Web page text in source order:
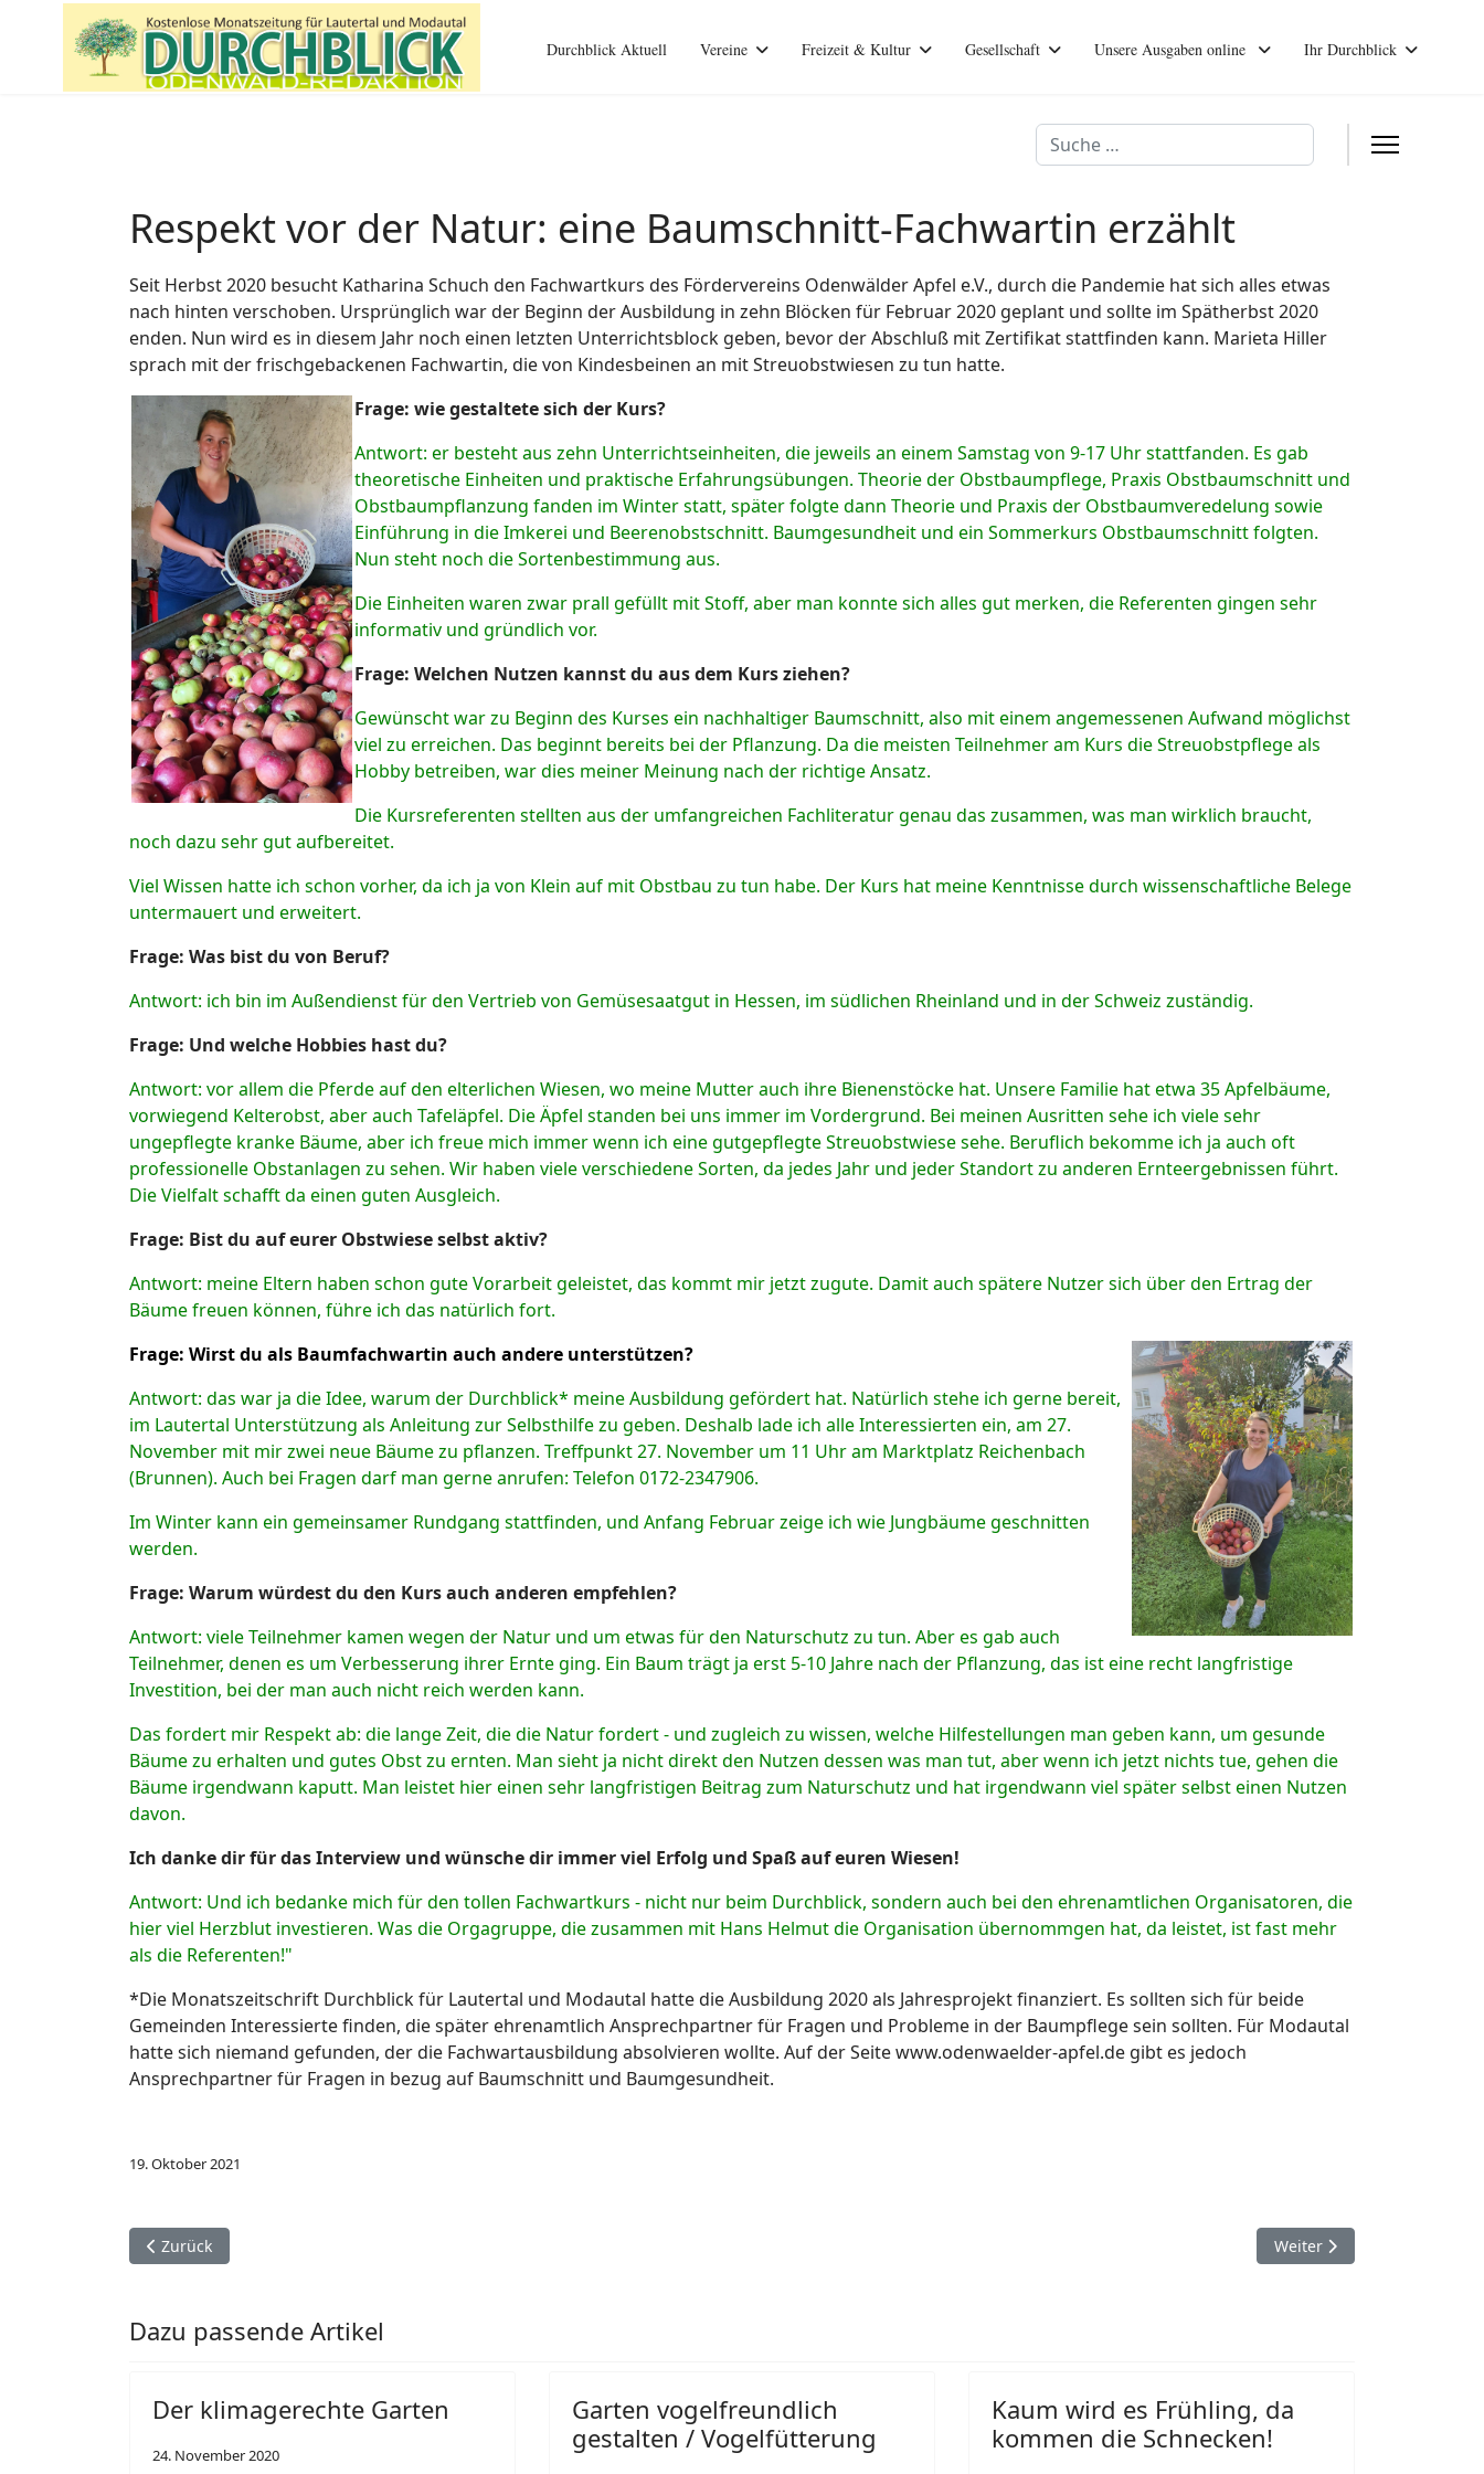
Durchblick Aktuell Vereine Freizeit & Kultur Gesellschaft Unsere Ausgaben online Ihr Durchblick
Suchen
Respekt vor der Natur: eine Baumschnitt-Fachwartin erzählt
Seit Herbst 2020 besucht Katharina Schuch den Fachwartkurs des Fördervereins Odenwälder Apfel e.V., durch die Pandemie hat sich alles etwas
nach hinten verschoben. Ursprünglich war der Beginn der Ausbildung in zehn Blöcken für Februar 2020 geplant und sollte im Spätherbst 2020
enden. Nun wird es in diesem Jahr noch einen letzten Unterrichtsblock geben, bevor der Abschluß mit Zertifikat stattfinden kann. Marieta Hiller
sprach mit der frischgebackenen Fachwartin, dievon Kindesbeinen an mit Streuobstwiesen zu tun hatte.
Frage: wie gestaltete sich der Kurs?
Antwort: er besteht aus zehn Unterrichtseinheiten, die jeweils an einem Samstag von 9-17 Uhr stattfanden. Es gab
theoretische Einheiten und praktische Erfahrungsübungen. Theorie der Obstbaumpflege, Praxis Obstbaumschnitt und
Obstbaumpflanzung fanden im Winter statt, später folgte dann Theorie und Praxis der Obstbaumveredelung sowie
Einführung in die Imkerei und Beerenobstschnitt. Baumgesundheit und ein Sommerkurs Obstbaumschnitt folgten.
Nun steht noch die Sortenbestimmung aus.
Die Einheiten waren zwar prall gefüllt mit Stoff, aber man konnte sich alles gut merken, die Referenten gingen sehr
informativ und gründlich vor.
Frage: Welchen Nutzen kannst du aus dem Kurs ziehen?
Gewünscht war zu Beginn des Kurses ein nachhaltiger Baumschnitt, also mit einem angemessenen Aufwand möglichst
viel zu erreichen. Das beginnt bereits bei der Pflanzung. Da die meisten Teilnehmer am Kurs die Streuobstpflege als
Hobby betreiben, war dies meiner Meinung nach der richtige Ansatz.
Die Kursreferenten stellten aus der umfangreichen Fachliteratur genau das zusammen, was man wirklich braucht,
noch dazu sehr gut aufbereitet.
Viel Wissen hatte ich schon vorher, da ich ja von Klein auf mit Obstbau zu tun habe. Der Kurs hat meine Kenntnisse durch wissenschaftliche Belege
untermauert und erweitert.
Frage: Was bist du von Beruf?
Antwort: ich bin im Außendienst für den Vertrieb von Gemüsesaatgut in Hessen, im südlichen Rheinland und in der Schweiz zuständig.
Frage: Und welche Hobbies hast du?
Antwort: vor allem die Pferde auf den elterlichen Wiesen, wo meine Mutter auch ihre Bienenstöcke hat. Unsere Familie hat etwa 35 Apfelbäume,
vorwiegend Kelterobst, aber auch Tafeläpfel. Die Äpfel standen bei uns immer im Vordergrund. Bei meinen Ausritten sehe ich viele sehr
ungepflegte kranke Bäume, aber ich freue mich immer wenn ich eine gutgepflegte Streuobstwiese sehe. Beruflich bekomme ich ja auch oft
professionelle Obstanlagen zu sehen. Wir haben viele verschiedene Sorten, da jedes Jahr und jeder Standort zu anderen Ernteergebnissen führt.
Die Vielfalt schafft da einen guten Ausgleich.
Frage: Bist du auf eurer Obstwiese selbst aktiv?
Antwort: meine Eltern haben schon gute Vorarbeit geleistet, das kommt mir jetzt zugute. Damit auch spätere Nutzer sich über den Ertrag der
Bäume freuen können, führe ich das natürlich fort.
Frage: Wirst du als Baumfachwartin auch andere unterstützen?
Antwort: das war ja die Idee, warum der Durchblick* meine Ausbildung gefördert hat. Natürlich stehe ich gerne bereit,
im Lautertal Unterstützung als Anleitung zur Selbsthilfe zu geben. Deshalb lade ich alle Interessierten ein, am 27.
November mit mir zwei neue Bäume zu pflanzen. Treffpunkt 27. November um 11 Uhr am Marktplatz Reichenbach
(Brunnen). Auch bei Fragen darf man gerne anrufen: Telefon 0172-2347906.
Im Winter kann ein gemeinsamer Rundgang stattfinden, und Anfang Februar zeige ich wie Jungbäume geschnitten
werden.
Frage: Warum würdest du den Kurs auch anderen empfehlen?
Antwort: viele Teilnehmer kamen wegen der Natur und um etwas für den Naturschutz zu tun. Aber es gab auch
Teilnehmer, denen es um Verbesserung ihrer Ernte ging. Ein Baum trägt ja erst 5-10 Jahre nach der Pflanzung, das ist eine recht langfristige
Investition, bei der man auch nicht reich werden kann.
Das fordert mir Respekt ab: die lange Zeit, die die Natur fordert - und zugleich zu wissen, welche Hilfestellungen man geben kann, um gesunde
Bäume zu erhalten und gutes Obst zu ernten. Man sieht ja nicht direkt den Nutzen dessen was man tut, aber wenn ich jetzt nichts tue, gehen die
Bäume irgendwann kaputt. Man leistet hier einen sehr langfristigen Beitrag zum Naturschutz und hat irgendwann viel später selbst einen Nutzen
davon.
Ich danke dir für das Interview und wünsche dir immer viel Erfolg und Spaß auf euren Wiesen!
Antwort: Und ich bedanke mich für den tollen Fachwartkurs - nicht nur beim Durchblick, sondern auch bei den ehrenamtlichen Organisatoren, die
hier viel Herzblut investieren. Was die Orgagruppe, die zusammen mit Hans Helmut die Organisation übernommgen hat, da leistet, ist fast mehr
als die Referenten!"
*Die Monatszeitschrift Durchblick für Lautertal und Modautal hatte die Ausbildung 2020 als Jahresprojekt finanziert. Es sollten sich für beide
Gemeinden Interessierte finden, die später ehrenamtlich Ansprechpartner für Fragen und Probleme in der Baumpflege sein sollten. Für Modautal
hatte sich niemand gefunden, der die Fachwartausbildung absolvieren wollte. Auf der Seite www.odenwaelder-apfel.de gibt es jedoch
Ansprechpartner für Fragen in bezug auf Baumschnitt und Baumgesundheit.
19. Oktober 2021
Vorheriger Beitrag: Gartenakademie RLP: Winterliche Gärten müssen nicht trist sein!
Zurück Nächster Beitrag:
Weiter
Dazu passende Artikel
Der klimagerechte Garten
24. November 2020
Garten vogelfreundlich
gestalten / Vogelfütterung
Kaum wird es Frühling, da
kommen die Schnecken!